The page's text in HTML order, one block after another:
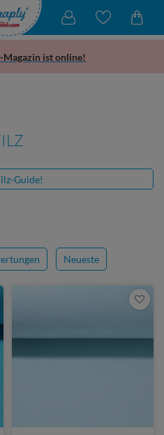
Magazin ist online!
Guide!
Neueste